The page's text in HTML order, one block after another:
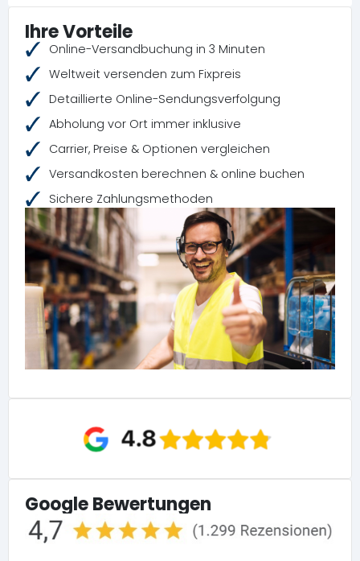
Ihre Vorteile
Online-Versandbuchung in 3 Minuten
Weltweit versenden zum Fixpreis
Detaillierte Online-Sendungsverfolgung
Abholung vor Ort immer inklusive
Carrier, Preise & Optionen vergleichen
Versandkosten berechnen & online buchen
Sichere Zahlungsmethoden
Google Bewertungen